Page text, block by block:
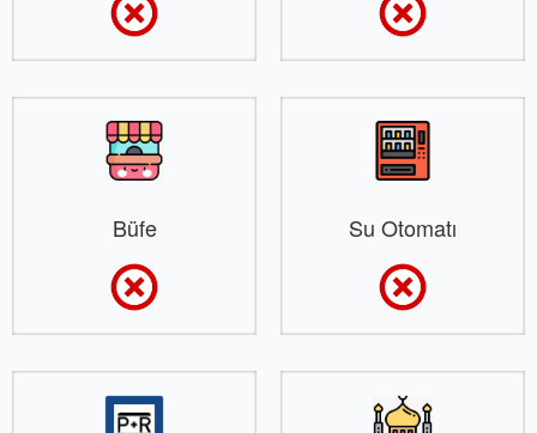
Büfe Su Otomatı